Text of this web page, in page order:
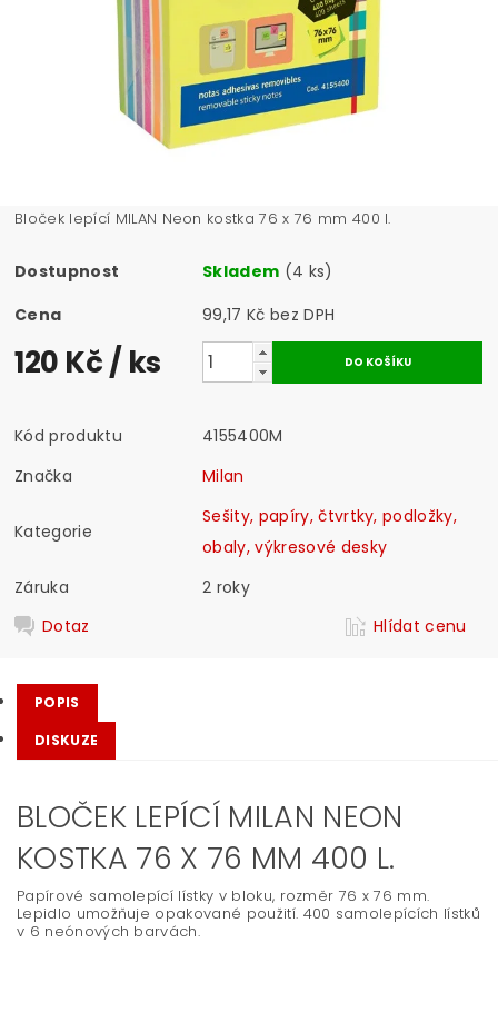
Bloček lepící MILAN Neon kostka 76 x 76 mm 400 l.
Dostupnost Skladem (4 ks)
Cena
99,17 Kč bez DPH
120 Kč/ ks
Kód produktu
4155400M
Značka
Milan
Kategorie
Sešity, papíry, čtvrtky, podložky,
obaly, výkresové desky
Záruka
2 roky
Dotaz
Hlídat cenu
POPIS
DISKUZE
BLOČEK LEPÍCÍ MILAN NEON
KOSTKA 76 X 76 MM 400 L.
Papírové samolepící lístky v bloku, rozměr 76 x 76 mm.
Lepidlo umožňuje opakované použití. 400 samolepících lístků
v 6 neónových barvách.